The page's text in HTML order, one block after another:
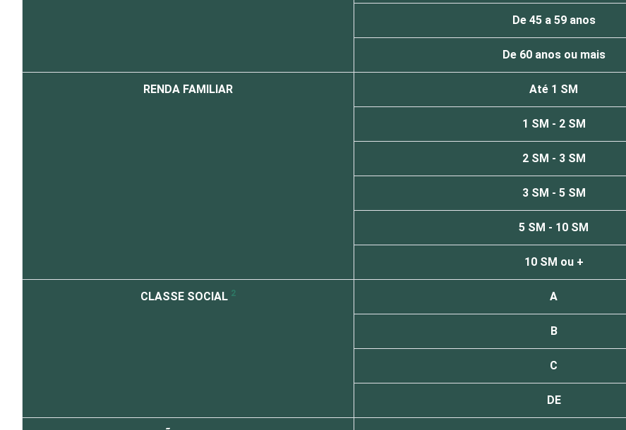
De 45 a 59 anos
De 60 anos ou mais
RENDA FAMILIAR Até 1 SM
1 SM - 2 SM
2 SM - 3 SM
3 SM - 5 SM
5 SM - 10 SM
10 SM ou +
CLASSE SOCIAL 2 A
B
C
DE